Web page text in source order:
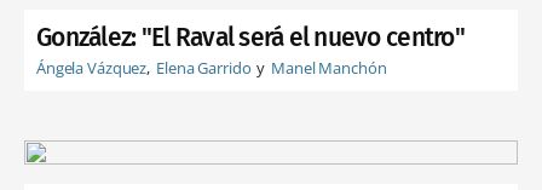
González: "El Raval será el nuevo centro"
Ángela Vázquez Elena Garrido Manel Manchón